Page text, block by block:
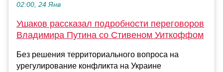
02:00, 24 Янв
Ушаков рассказал подробности переговоров
Владимира Путина со Стивеном Уиткоффом
Без решения территориального вопроса на
урегулирование конфликта на Украине